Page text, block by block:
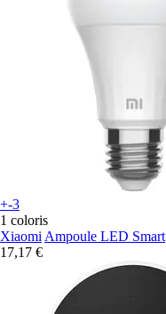
+-3
1 coloris
Xiaomi Ampoule LED Smart
17,17 €